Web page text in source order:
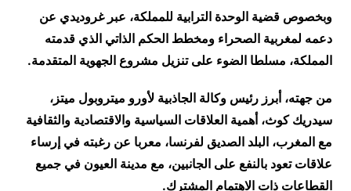
وبخصوص قضية الوحدة الترابية للمملكة، عبر غروديدي عن
دعمه لمغربية الصحراء ومخطط الحكم الذاتي الذي قدمته
المملكة، مسلطا الضوء على تنزيل مشروع الجهوية المتقدمة.
من جهته، أبرز رئيس وكالة الجاذبية لأورو ميتروبول ميتز،
سيدريك كوث، أهمية العلاقات السياسية والاقتصادية والثقافية
مع المغرب، البلد الصديق لفرنسا، معربا عن رغبته في إرساء
علاقات تعود بالنفع على الجانبين، مع مدينة العيون في جميع
القطاعات ذات الاهتمام المشترك.